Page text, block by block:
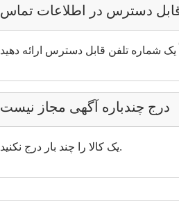
دسترس در اطلاعات تماس
درج چندباره آگهی مجاز نیست
یک کالا را چند بار درج نکنید.